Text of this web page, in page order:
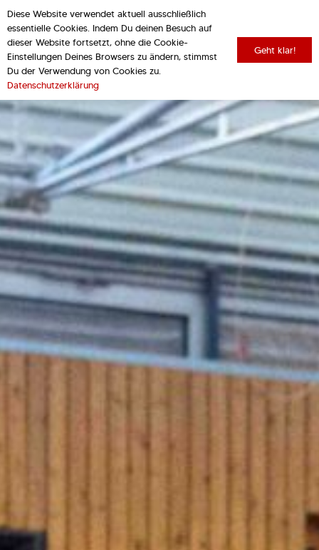
Diese Website verwendet aktuell ausschließlich
essentielle Cookies. Indem Du deinen Besuch auf
dieser Website fortsetzt, ohne die Cookie-
Einstellungen Deines Browsers zu ändern, stimmst
Du der Verwendung von Cookies zu.
Datenschutzerklärung
Geht klar!